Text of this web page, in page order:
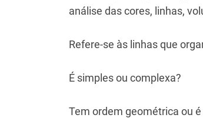
análise das cores, linhas,
Refere-se às linhas que
É simples ou complexa?
Tem ordem geométrica ou